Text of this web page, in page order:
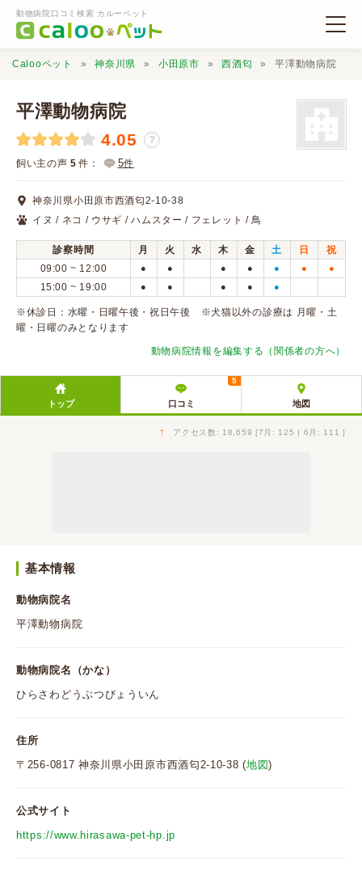
動物病院口コミ検索 カルーペット
動物病院検索
口コミ検索
Calooペットとは？
口コミ投稿
Calooペット 神奈川県 小田原市 西酒匂 平澤動物病院
平澤動物病院
4.05 ？
飼い主の声 5 件： 5件
神奈川県小田原市西酒匂2-10-38
イヌ / ネコ / ウサギ / ハムスター / フェレット / 鳥
診察時間 月 火 水 木 金 土 日
祝
09:00 ~ 12:00
● ● ● ● ● ● ●
15:00 ~ 19:00 ● ● ● ● ●
※休診日：水曜・日曜午後・祝日午後 ※犬猫以外の診療は 月曜・土
曜・日曜のみとなります
動物病院情報を編集する（関係者の方へ）
トップ 口コミ
5
地図
↑ アクセス数: 18,659 [7月: 125 | 6月: 111 ]
基本情報
動物病院名
平澤動物病院
動物病院名（かな）
ひらさわどうぶつびょういん
住所
〒256-0817 神奈川県小田原市西酒匂2-10-38 (地図)
公式サイト
https://www.hirasawa-pet-hp.jp